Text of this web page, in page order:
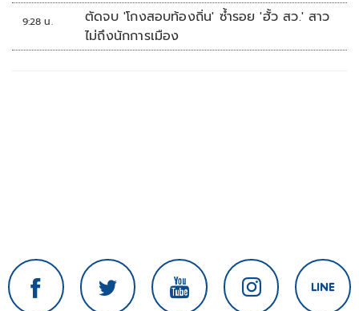
9:28 น.
ตัดจบ 'โกงสอบท้องถิ่น' ซ้ำรอย 'ฮั้ว สว.' สาว
ไม่ถึงนักการเมือง